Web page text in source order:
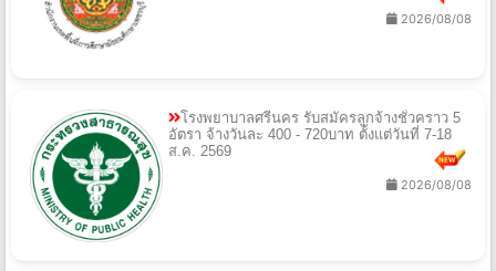
2026/08/08
โรงพยาบาลศรีนคร รับสมัครลูกจ้างชั่วคราว 5
อัตรา จ้างวันละ 400 - 720บาท ตั้งแต่วันที่ 7-18
ส.ค. 2569
2026/08/08